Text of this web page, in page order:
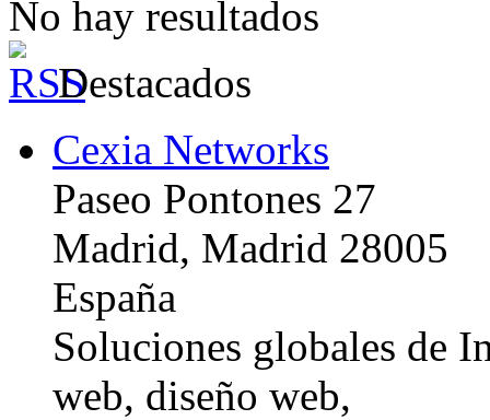
No hay resultados
Destacados
Cexia Networks
Paseo Pontones 27
Madrid, Madrid 28005
España
Soluciones globales de
web, diseño web,